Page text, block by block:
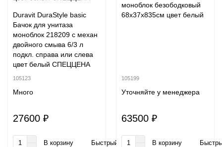
Duravit DuraStyle basic
Бачок для унитаза
моноблок 218209 с механ
двойного смыва 6/3 л
подкл. справа или слева
цвет белый СПЕЦЦЕНА
105123
Много
27600 ₽
В корзину Быстрый заказ
моноблок безободковый
68х37х835см цвет белый
105199
Уточняйте у менеджера
63500 ₽
В корзину